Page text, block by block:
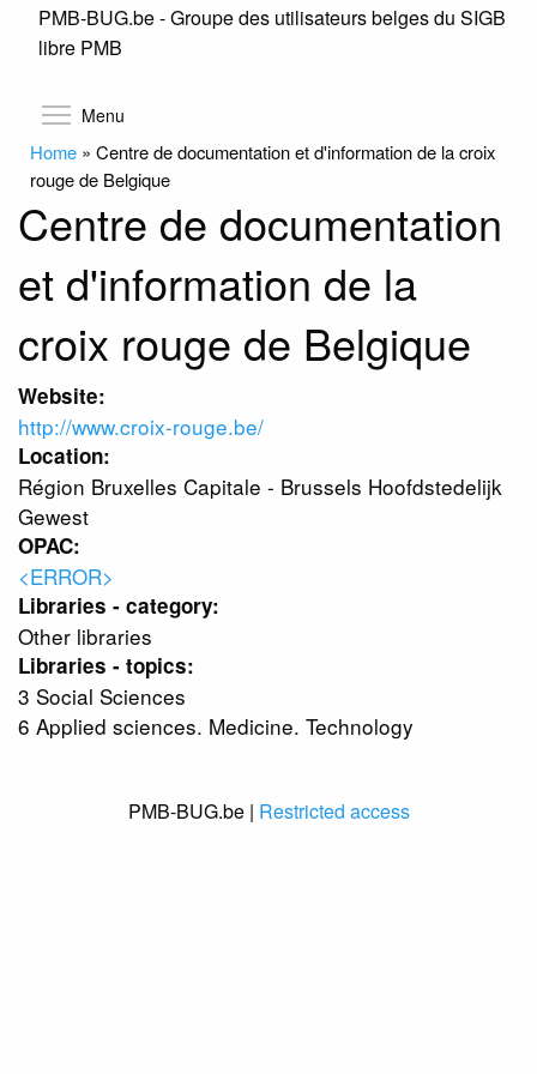
Skip
PMB-BUG.be - Groupe des utilisateurs belges du SIGB
libre PMB
Menu
Home » Centre de documentation et d'information de la croix
rouge de Belgique
Centre de documentation
et d'information de la
croix rouge de Belgique
Website:
http://www.croix-rouge.be/
Location:
Région Bruxelles Capitale - Brussels Hoofdstedelijk
Gewest
OPAC:
<ERROR>
Libraries - category:
Other libraries
Libraries - topics:
3 Social Sciences
6 Applied sciences. Medicine. Technology
PMB-BUG.be | Restricted access